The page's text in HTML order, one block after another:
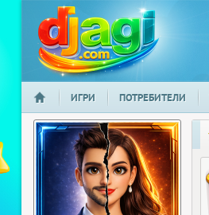
djagi.com
НАЧАЛО
ИГРИ ПОТРЕБИТЕЛИ